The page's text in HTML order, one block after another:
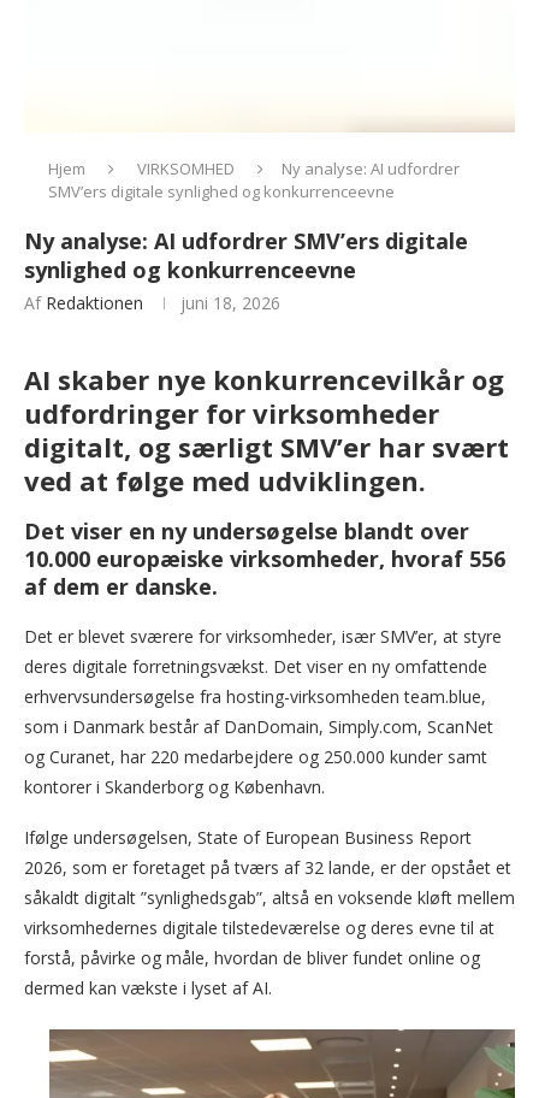
Hjem VIRKSOMHED
Ny analyse: AI udfordrer
SMV’ers digitale synlighed og konkurrenceevne
Ny analyse: AI udfordrer SMV’ers digitale
synlighed og konkurrenceevne
Af Redaktionen juni 18, 2026
AI skaber nye konkurrencevilkår og
udfordringer for virksomheder
digitalt, og særligt SMV’er har svært
ved at følge med udviklingen.
Det viser en ny undersøgelse blandt over
10.000 europæiske virksomheder, hvoraf 556
af dem er danske.
Det er blevet sværere for virksomheder, især SMV’er, at styre
deres digitale forretningsvækst. Det viser en ny omfattende
erhvervsundersøgelse fra hosting-virksomheden team.blue,
som i Danmark består af DanDomain, Simply.com, ScanNet
og Curanet, har 220 medarbejdere og 250.000 kunder samt
kontorer i Skanderborg og København.
Ifølge undersøgelsen, State of European Business Report
2026, som er foretaget på tværs af 32 lande, er der opstået et
såkaldt digitalt ”synlighedsgab”, altså en voksende kløft mellem
virksomhedernes digitale tilstedeværelse og deres evne til at
forstå, påvirke og måle, hvordan de bliver fundet online og
dermed kan vækste i lyset af AI.